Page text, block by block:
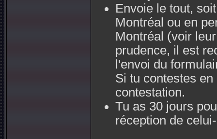
Envoie le tout,
Montréal ou en
Montréal (voir
prudence, il est
l'envoi du
Si tu contestes
contestation.
Tu as 30 jours
réception de